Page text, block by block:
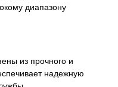
диапазону
из прочного и
надежную